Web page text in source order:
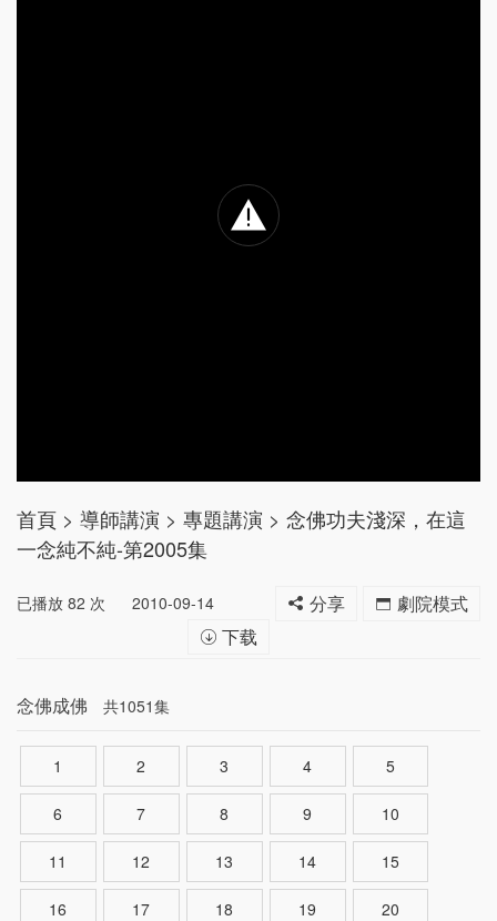
首頁 > 導師講演 > 專題講演 > 念佛功夫淺深，在這
一念純不純-第2005集
已播放 82 次 2010-09-14 劇院模式
分享
下载
念佛成佛 共1051集
1 2 3 4 5
6 7 8 9 10
11 12 13 14 15
16 17 18 19 20